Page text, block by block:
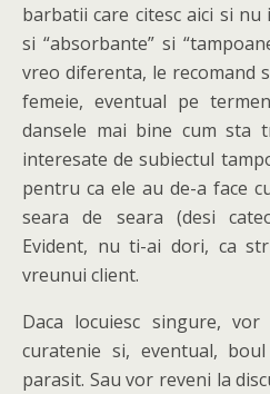
barbatii care citesc aici si
si “absorbante” si
vreo diferenta, le recomand
femeie, eventual pe
dansele mai bine cum sta
interesate de subiectul
pentru ca ele au de-a face
seara de seara (desi
Evident, nu ti-ai dori, ca
vreunui client.
Daca locuiesc singure,
curatenie si, eventual,
parasit. Sau vor reveni la